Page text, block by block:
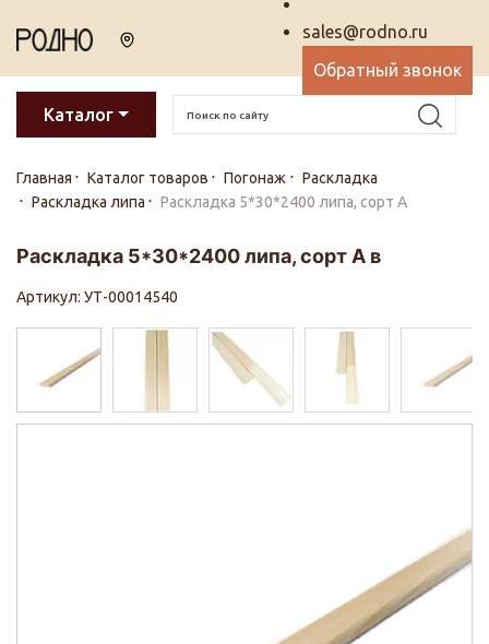
sales@rodno.ru
Обратный звонок
Каталог
Главная Каталог товаров Погонаж
Раскладка
Раскладка липа
Раскладка 5*30*2400 липа, сорт А
Раскладка 5*30*2400 липа, сорт А в
Артикул: УТ-00014540